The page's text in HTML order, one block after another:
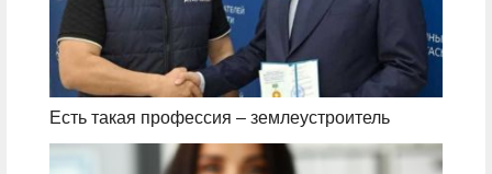
Есть такая профессия – землеустроитель